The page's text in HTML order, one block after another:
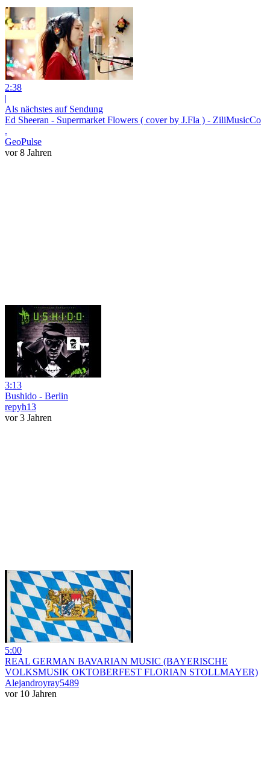
2:38
|
Als nächstes auf Sendung
Ed Sheeran - Supermarket Flowers ( cover by J.Fla ) - ZiliMusicCo
.
GeoPulse
vor 8 Jahren
3:13
Bushido - Berlin
repyh13
vor 3 Jahren
5:00
REAL GERMAN BAVARIAN MUSIC (BAYERISCHE
VOLKSMUSIK OKTOBERFEST FLORIAN STOLLMAYER)
Alejandroyray5489
vor 10 Jahren